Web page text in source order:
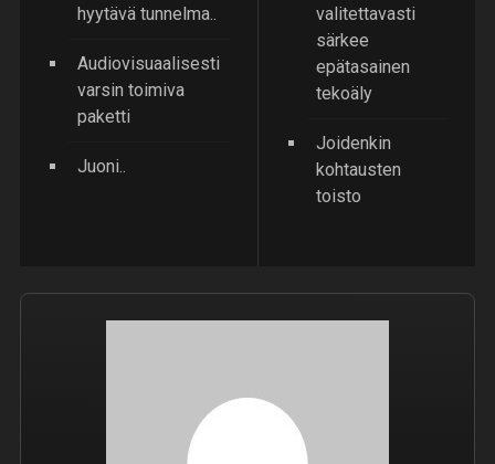
hyytävä tunnelma..
Audiovisuaalisesti
varsin toimiva
paketti
Juoni..
valitettavasti
särkee
epätasainen
tekoäly
Joidenkin
kohtausten
toisto